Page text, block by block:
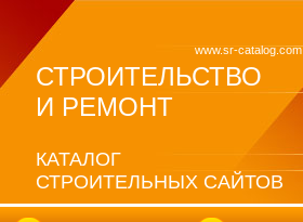
www.sr-catalog.com
СТРОИТЕЛЬСТВО
И РЕМОНТ
КАТАЛОГ
СТРОИТЕЛЬНЫХ САЙТОВ